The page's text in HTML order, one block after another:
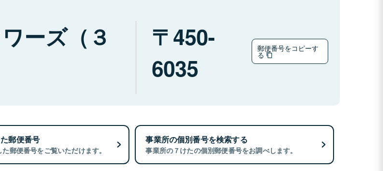
ーズ（３
450-
6035
郵便番号をコピーす
る
郵便番号
郵便番号をご覧いただけます。
事業所の個別番号を検索する
事業所の７けたの個別郵便番号をお調べします。